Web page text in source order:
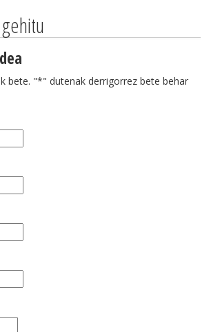
bete. "*" dutenak derrigorrez bete behar